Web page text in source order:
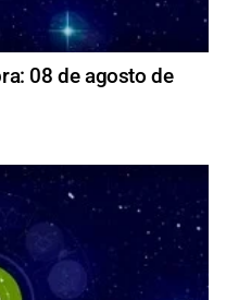
08 de agosto de